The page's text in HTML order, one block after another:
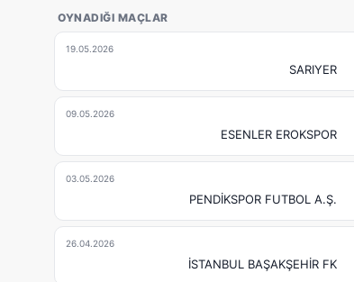
OYNADIĞI MAÇLAR
19.05.2026
SARIYER
09.05.2026
ESENLER EROKSPOR
03.05.2026
PENDİKSPOR FUTBOL A.Ş.
26.04.2026
İSTANBUL BAŞAKŞEHİR FK